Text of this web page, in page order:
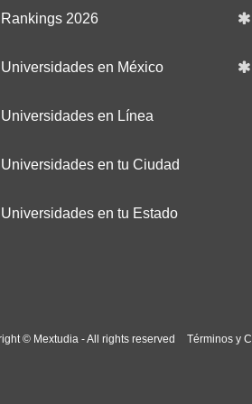
Rankings 2026
Universidades en México
Universidades en Línea
Universidades en tu Ciudad
Universidades en tu Estado
© Mextudia - All rights reserved Términos y